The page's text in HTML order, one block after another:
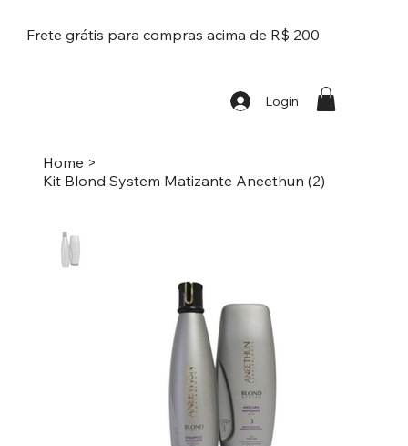
Frete grátis para compras acima de R$ 200
Login
Home >
Kit Blond System Matizante Aneethun (2)